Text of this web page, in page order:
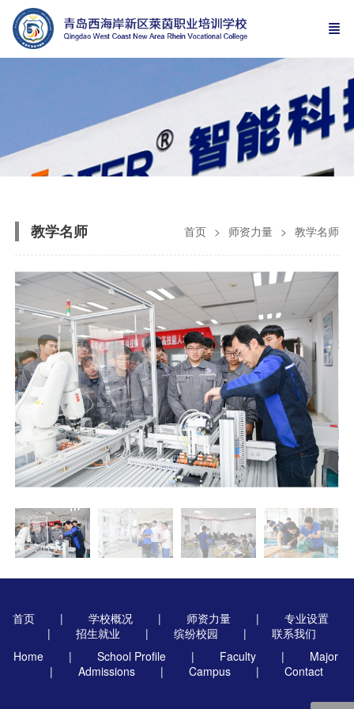
教学名师 首页 师资力量 教学名师
首页 | 学校概况 | 师资力量 | 专业设置
| 招生就业 | 缤纷校园 | 联系我们
Home| School Profile| Faculty| Major
| Admissions | Campus | Contact